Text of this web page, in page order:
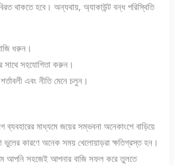
থাকতে হবে। অন্যথায়, অ্যাকাউন্ট বন্ধ পরিস্থিতি
ধরুন।
সাথে সহযোগিতা করুন।
এবং নীতি মেনে চলুন।
ব্যবহারের মাধ্যমে জয়ের সম্ভবনা অনেকাংশে বাড়িয়ে
ভুলের কারণে অনেক সময় খেলোয়াড়রা ক্ষতিগ্রস্ত হন।
আপনি সহজেই আপনার বাজি সফল করে তুলতে